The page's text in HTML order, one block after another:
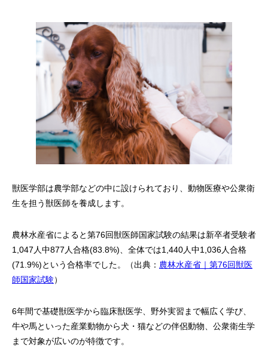
獣医学部は農学部などの中に設けられており、動物医療や公衆衛
生を担う獣医師を養成します。
農林水産省によると第76回獣医師国家試験の結果は新卒者受験者
1,047人中877人合格(83.8%)、全体では1,440人中1,036人合格
(71.9%)という合格率でした。（出典： 農林水産省｜第76回獣医
師国家試験）
6年間で基礎獣医学から臨床獣医学、野外実習まで幅広く学び、
牛や馬といった産業動物から犬・猫などの伴侶動物、公衆衛生学
まで対象が広いのが特徴です。